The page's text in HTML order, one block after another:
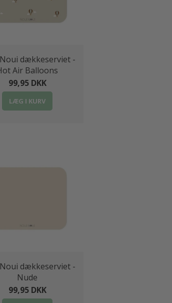
dækkeserviet -
Air Balloons
99,95 DKK
LÆG I KURV
dækkeserviet -
Nude
99,95 DKK